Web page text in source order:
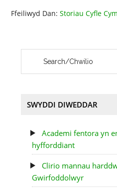
Ffeiliwyd Dan:Storiau Cyfle
SWYDDI DIWEDDAR
Academi fentora yn
hyfforddiant
Clirio mannau
Gwirfoddolwyr